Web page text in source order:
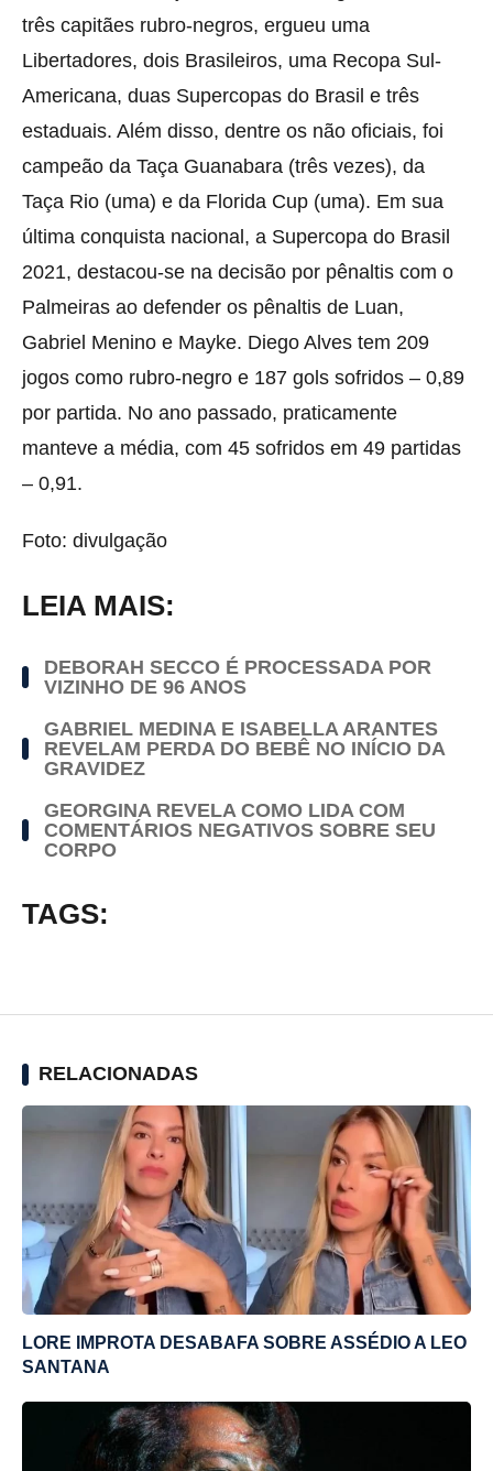
três capitães rubro-negros, ergueu uma
Libertadores, dois Brasileiros, uma Recopa Sul-
Americana, duas Supercopas do Brasil e três
estaduais. Além disso, dentre os não oficiais, foi
campeão da Taça Guanabara (três vezes), da
Taça Rio (uma) e da Florida Cup (uma). Em sua
última conquista nacional, a Supercopa do Brasil
2021, destacou-se na decisão por pênaltis com o
Palmeiras ao defender os pênaltis de Luan,
Gabriel Menino e Mayke. Diego Alves tem 209
jogos como rubro-negro e 187 gols sofridos – 0,89
por partida. No ano passado, praticamente
manteve a média, com 45 sofridos em 49 partidas
– 0,91.
Foto: divulgação
LEIA MAIS:
DEBORAH SECCO É PROCESSADA POR
VIZINHO DE 96 ANOS
GABRIEL MEDINA E ISABELLA ARANTES
REVELAM PERDA DO BEBÊ NO INÍCIO DA
GRAVIDEZ
GEORGINA REVELA COMO LIDA COM
COMENTÁRIOS NEGATIVOS SOBRE SEU
CORPO
TAGS:
RELACIONADAS
LORE IMPROTA DESABAFA SOBRE ASSÉDIO A LEO
SANTANA